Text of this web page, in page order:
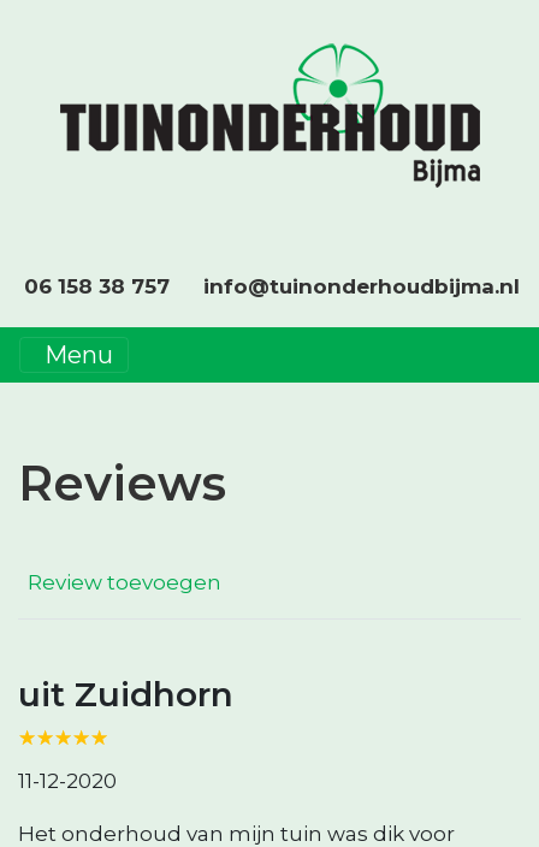
06 158 38 757 info@tuinonderhoudbijma.nl
Menu
Reviews
Review toevoegen
uit Zuidhorn
☆☆☆☆☆
★★★★★
11-12-2020
Het onderhoud van mijn tuin was dik voor